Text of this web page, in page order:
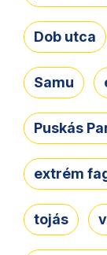
Dob utca
Samu
Puskás
extrém
tojás